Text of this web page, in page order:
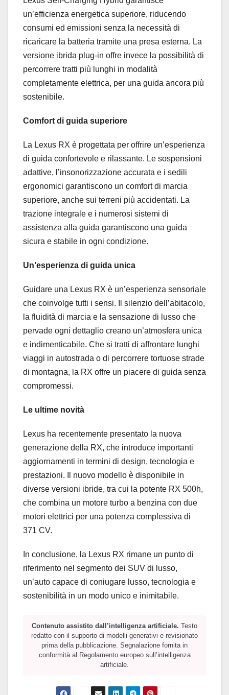
un’efficienza energetica superiore, riducendo
consumi ed emissioni senza la necessità di
ricaricare la batteria tramite una presa esterna. La
versione ibrida plug-in offre invece la possibilità di
percorrere tratti più lunghi in modalità
completamente elettrica, per una guida ancora più
sostenibile.
Comfort di guida superiore
La Lexus RX è progettata per offrire un’esperienza
di guida confortevole e rilassante. Le sospensioni
adattive, l’insonorizzazione accurata e i sedili
ergonomici garantiscono un comfort di marcia
superiore, anche sui terreni più accidentati. La
trazione integrale e i numerosi sistemi di
assistenza alla guida garantiscono una guida
sicura e stabile in ogni condizione.
Un’esperienza di guida unica
Guidare una Lexus RX è un’esperienza sensoriale
che coinvolge tutti i sensi. Il silenzio dell’abitacolo,
la fluidità di marcia e la sensazione di lusso che
pervade ogni dettaglio creano un’atmosfera unica
e indimenticabile. Che si tratti di affrontare lunghi
viaggi in autostrada o di percorrere tortuose strade
di montagna, la RX offre un piacere di guida senza
compromessi.
Le ultime novità
Lexus ha recentemente presentato la nuova
generazione della RX, che introduce importanti
aggiornamenti in termini di design, tecnologia e
prestazioni. Il nuovo modello è disponibile in
diverse versioni ibride, tra cui la potente RX 500h,
che combina un motore turbo a benzina con due
motori elettrici per una potenza complessiva di
371 CV.
In conclusione, la Lexus RX rimane un punto di
riferimento nel segmento dei SUV di lusso,
un’auto capace di coniugare lusso, tecnologia e
sostenibilità in un modo unico e inimitabile.
Contenuto assistito dall’intelligenza artificiale. Testo
redatto con il supporto di modelli generativi e revisionato
prima della pubblicazione. Segnalazione fornita in
conformità al Regolamento europeo sull’intelligenza
artificiale.